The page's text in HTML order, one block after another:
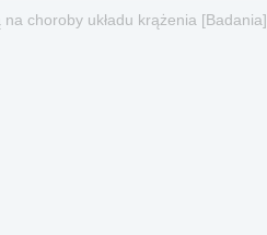
choroby układu krążenia [Badania]